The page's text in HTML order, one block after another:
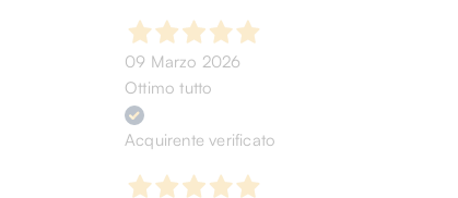
09 Marzo 2026
Ottimo tutto
Acquirente verificato